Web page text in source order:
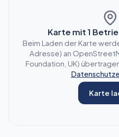
Karte mit1
Beim Laden der Karte
Adresse) an
Foundation, UK)
Karte